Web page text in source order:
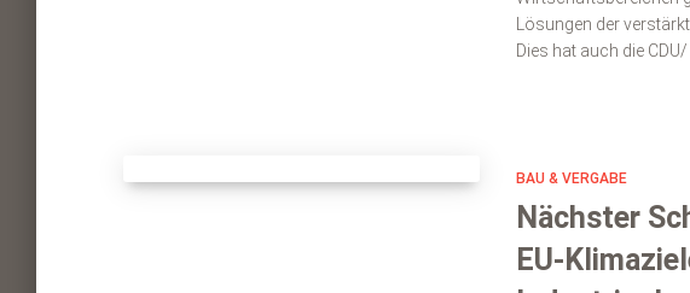
Lösungen der
Dies hat auch die
BAU & VERGABE
Nächster
EU-